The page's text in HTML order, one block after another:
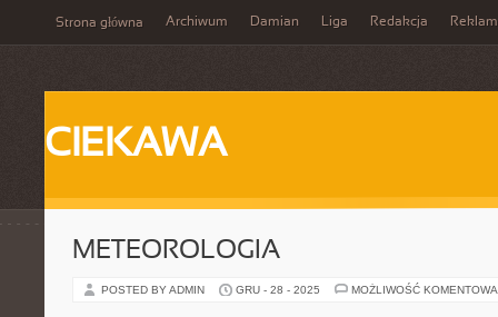
Strona główna Archiwum Damian Liga Redakcja
CIEKAWA
METEOROLOGIA
POSTED BY ADMIN GRU - 28 - 2025 MOŻLIWOŚĆ